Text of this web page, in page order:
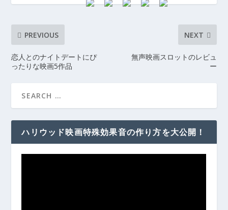
PREVIOUS
恋人とのナイトデートにぴ
ったりな映画5作品
NEXT
無声映画スロットのレビュ
ー
ハリウッド映画特殊効果音の作り方を大公開！